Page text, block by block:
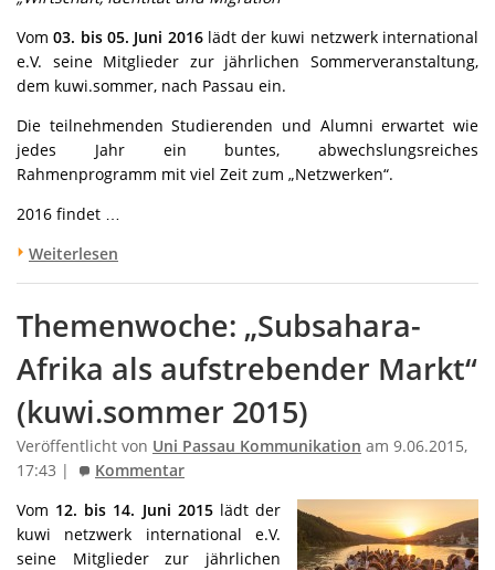
Vom03. bis 05. Juni 2016lädt der kuwi netzwerk international
e.V. seine Mitglieder zur jährlichen Sommerveranstaltung,
dem kuwi.sommer, nach Passau ein.
Die teilnehmenden Studierenden und Alumni erwartet wie
jedes Jahr ein buntes, abwechslungsreiches
Rahmenprogramm mit viel Zeit zum „Netzwerken“.
2016 findet …
Weiterlesen
Themenwoche: „Subsahara-
Afrika als aufstrebender Markt“
(kuwi.sommer 2015)
Veröffentlicht von Uni Passau Kommunikation am 9.06.2015,
17:43 |
Kommentar
Vom 12. bis 14. Juni 2015lädt der
kuwi netzwerk international e.V.
seine Mitglieder zur jährlichen